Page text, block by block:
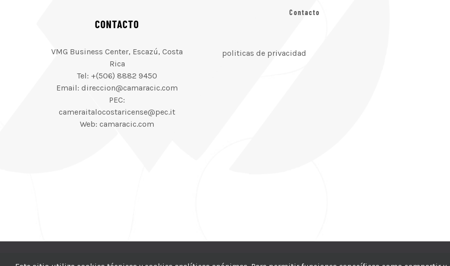
CONTACTO
VMG Business Center, Escazú, Costa
Rica
Tel: +(506) 8882 9450
Email: direccion@camaracic.com
PEC:
cameraitalocostaricense@pec.it
Web: camaracic.com
Contacto
politicas de privacidad
© 2012–2025 | CICIC Hosting Para PYMES MBAGIO.COM | Todos los